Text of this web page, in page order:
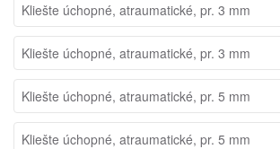
Kliešte úchopné, atraumatické, pr. 3 mm
Kliešte úchopné, atraumatické, pr. 3 mm
Kliešte úchopné, atraumatické, pr. 5 mm
Kliešte úchopné, atraumatické, pr. 5 mm